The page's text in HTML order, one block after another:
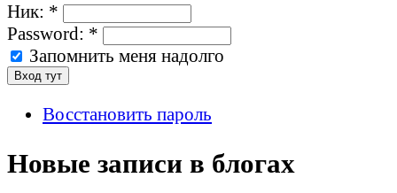
Ник: *
Password: *
Запомнить меня надолго
Восстановить пароль
Новые записи в блогах